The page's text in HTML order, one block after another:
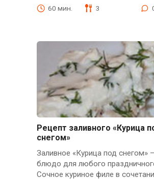
60 мин. 3
Рецепт заливного «Курица
снегом»
Заливное «Курица под снегом»
блюдо для любого
Сочное куриное филе в